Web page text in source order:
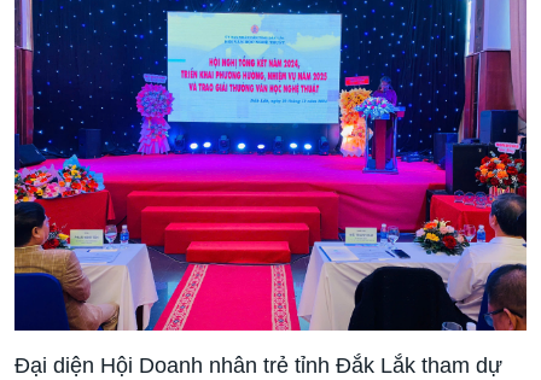
Đại diện Hội Doanh nhân trẻ tỉnh Đắk Lắk tham dự